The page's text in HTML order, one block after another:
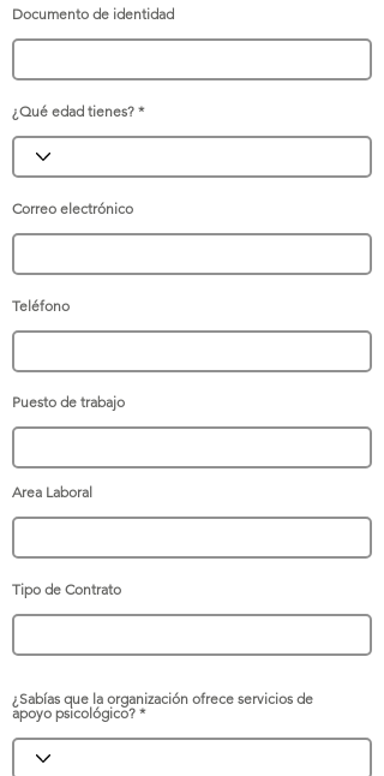
Documento de identidad
¿Qué edad tienes?
Correo electrónico
Teléfono
Puesto de trabajo
Area Laboral
Tipo de Contrato
¿Sabías que la organización ofrece servicios de
apoyo psicológico?